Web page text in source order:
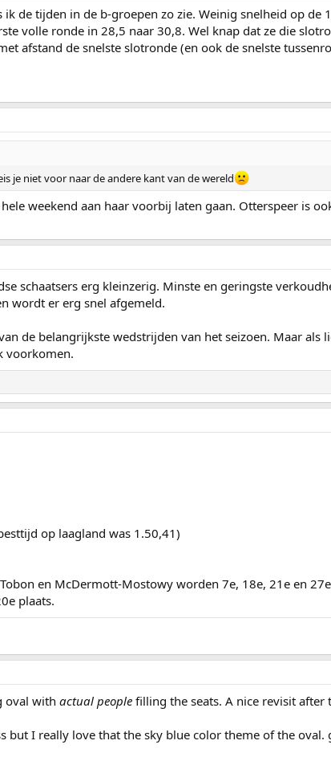
de tijden in de b-groepen zo zie. Weinig snelheid op de
volle ronde in 28,5 naar 30,8. Wel knap dat ze die
afstand de snelste slotronde (en ook de snelste
je niet voor naar de andere kant van de wereld
weekend aan haar voorbij laten gaan. Otterspeer is
schaatsers erg kleinzerig. Minste en geringste
wordt er erg snel afgemeld.
de belangrijkste wedstrijden van het seizoen. Maar
voorkomen.
op laagland was 1.50,41)
en McDermott-Mostowy worden 7e, 18e, 21e en
plaats.
oval with actual people filling the seats. A nice revisit after
but I really love that the sky blue color theme of the oval.